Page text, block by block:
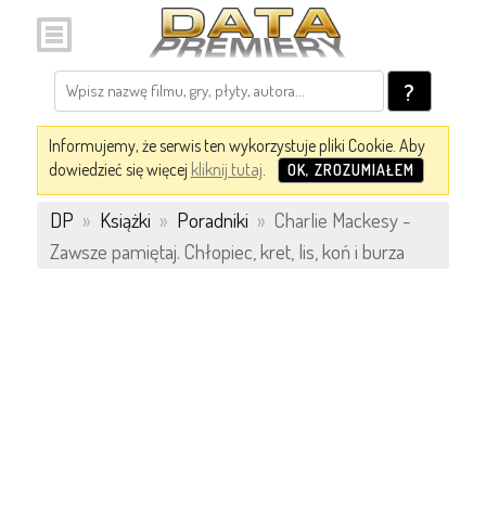
?
Informujemy, że serwis ten wykorzystuje pliki Cookie. Aby
dowiedzieć się więcej kliknij tutaj. OK, ZROZUMIAŁEM
DP » Książki » Poradniki » Charlie Mackesy -
Zawsze pamiętaj. Chłopiec, kret, lis, koń i burza